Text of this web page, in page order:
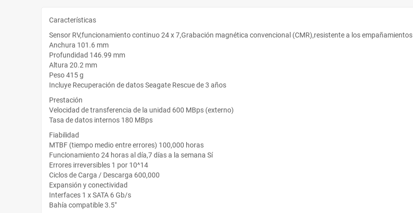
Características
Sensor RV,funcionamiento continuo 24 x 7,Grabación magnética convencional (CMR),resistente a los empañamientos
Anchura 101.6 mm
Profundidad 146.99 mm
Altura 20.2 mm
Peso 415 g
Incluye Recuperación de datos Seagate Rescue de 3 años
Prestación
Velocidad de transferencia de la unidad 600 MBps (externo)
Tasa de datos internos 180 MBps
Fiabilidad
MTBF (tiempo medio entre errores) 100,000 horas
Funcionamiento 24 horas al día,7 días a la semana Sí
Errores irreversibles 1 por 10^14
Ciclos de Carga / Descarga 600,000
Expansión y conectividad
Interfaces 1 x SATA 6 Gb/s
Bahía compatible 3.5"